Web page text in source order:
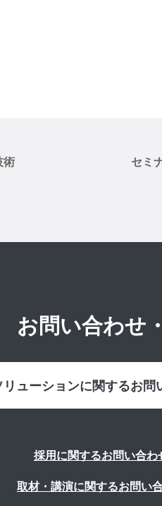
術 セミ
お問い合わせ
リューションに関するお問
採用に関するお問い合わ
取材・講演に関するお問い